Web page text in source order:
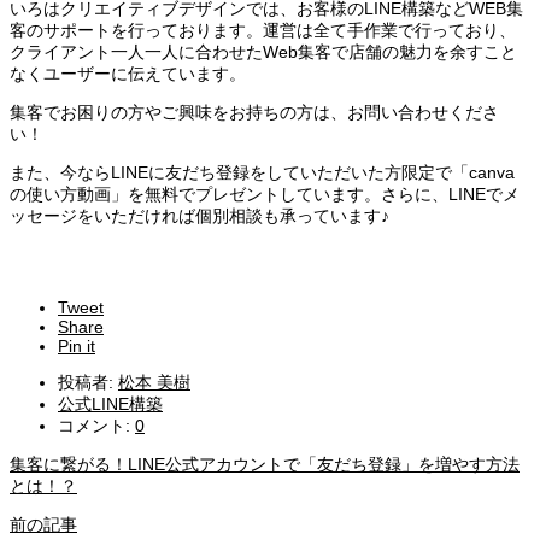
いろはクリエイティブデザインでは、お客様のLINE構築などWEB集
客のサポートを行っております。運営は全て手作業で行っており、
クライアント一人一人に合わせたWeb集客で店舗の魅力を余すこと
なくユーザーに伝えています。
集客でお困りの方やご興味をお持ちの方は、お問い合わせくださ
い！
また、今ならLINEに友だち登録をしていただいた方限定で「canva
の使い方動画」を無料でプレゼントしています。さらに、LINEでメ
ッセージをいただければ個別相談も承っています♪
Tweet
Share
Pin it
投稿者: 松本 美樹
公式LINE構築
コメント: 0
集客に繋がる！LINE公式アカウントで「友だち登録」を増やす方法
とは！？
前の記事